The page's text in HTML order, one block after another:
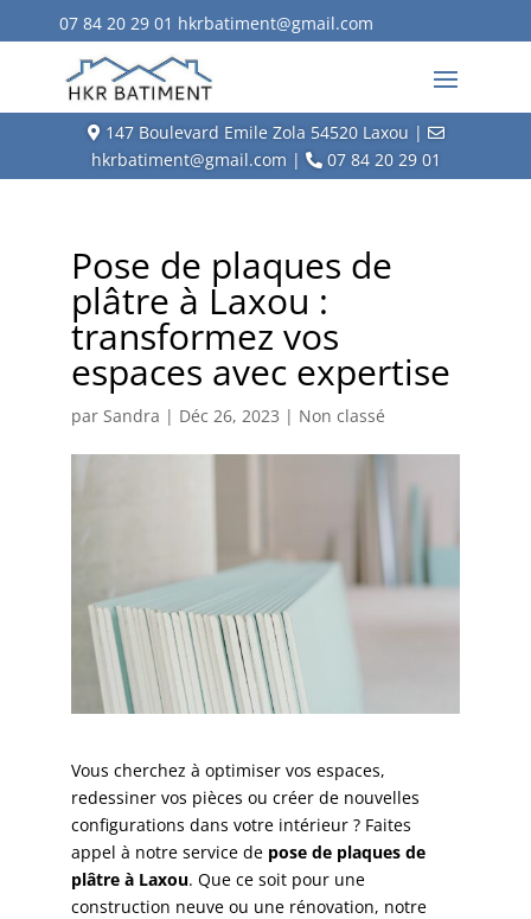
07 84 20 29 01 hkrbatiment@gmail.com
147 Boulevard Emile Zola 54520 Laxou |
hkrbatiment@gmail.com |
07 84 20 29 01
Pose de plaques de
plâtre à Laxou :
transformez vos
espaces avec expertise
par Sandra | Déc 26, 2023 | Non classé
Vous cherchez à optimiser vos espaces,
redessiner vos pièces ou créer de nouvelles
configurations dans votre intérieur ? Faites
appel à notre service de pose de plaques de
plâtre à Laxou. Que ce soit pour une
construction neuve ou une rénovation, notre